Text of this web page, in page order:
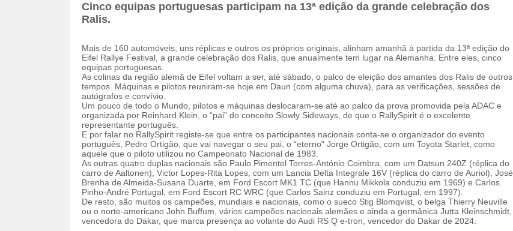
Cinco equipas portuguesas participam na 13ª edição da grande celebração dos
Ralis.
Mais de 160 automóveis, uns réplicas e outros os próprios originais, alinham amanhã à partida da 13ª edição do
Eifel Rallye Festival, a grande celebração dos Ralis, que anualmente tem lugar na Alemanha. Entre eles, cinco
equipas portuguesas.
As colinas da região alemã de Eifel voltam a ser, até sábado, o palco de eleição dos amantes dos Ralis de outros
tempos. Máquinas e pilotos reuniram-se hoje em Daun (com alguma chuva), para as verificações, sessões de
autógrafos e convívio.
Um pouco de todo o Mundo, pilotos e máquinas deslocaram-se até ao palco da prova promovida pela ADAC e
organizada por Reinhard Klein, o “pai” do conceito Slowly Sideways, de que o RallySpirit é o excelente
representante português.
E por falar no RallySpirit registe-se que entre os participantes nacionais conta-se o organizador do evento
português, Pedro Ortigão, que vai navegar o seu pai, o “eterno” Jorge Ortigão, com um Toyota Starlet, como
aquele que o piloto utilizou no Campeonato Nacional de 1983.
As outras quatro duplas nacionais são Paulo Pimentel Torres-António Coimbra, com um Datsun 240Z (réplica do
carro de Aaltonen), Victor Lopes-Rita Lopes, com um Lancia Delta Integrale 16V (réplica do carro de Auriol), José
Brenha de Almeida-Susana Duarte, em Ford Escort MK1 TC (que Hannu Mikkola conduziu em 1969) e Carlos
Pinho-André Portugal, em Ford Escort RC WRC (que Carlos Sainz conduziu em Portugal, em 1997).
De resto, são muitos os campeões, mundiais e nacionais, como o sueco Stig Blomqvist, o belga Thierry Neuville
ou o norte-americano John Buffum, vários campeões nacionais alemães e ainda a germânica Jutta Kleinschmidt,
vencedora do Dakar, que marca presença ao volante do Audi RS Q e-tron, vencedor do Dakar de 2024.